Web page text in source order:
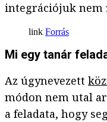
integrációjuk nem
Forrás
Mi egy tanár
Az úgynevezett
módon nem utal
a feladata, hogy